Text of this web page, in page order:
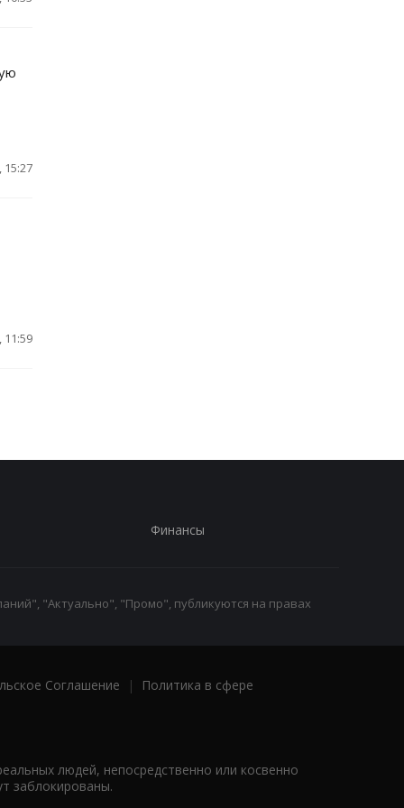
15:27
11:59
Финансы
"Актуально", "Промо", публикуются на правах
Соглашение |
Политика в сфере
людей, непосредственно или косвенно
заблокированы.